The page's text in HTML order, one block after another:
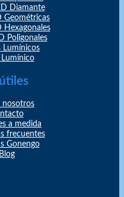
Diamante
Geométricas
Hexagonales
Poligonales
Lumínicos
Lumínico
nosotros
a medida
frecuentes
Gonengo
Blog